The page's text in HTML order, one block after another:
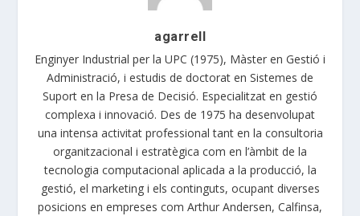
agarrell
Enginyer Industrial per la UPC (1975), Màster en Gestió i
Administració, i estudis de doctorat en Sistemes de
Suport en la Presa de Decisió. Especialitzat en gestió
complexa i innovació. Des de 1975 ha desenvolupat
una intensa activitat professional tant en la consultoria
organitzacional i estratègica com en l’àmbit de la
tecnologia computacional aplicada a la producció, la
gestió, el marketing i els continguts, ocupant diverses
posicions en empreses com Arthur Andersen, Calfinsa,